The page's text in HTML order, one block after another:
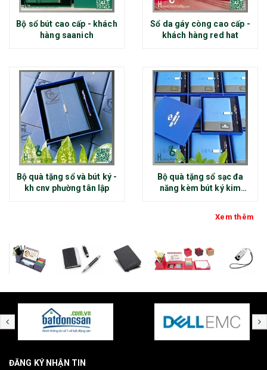
Bộ sổ bút cao cấp - khách
hàng saanich
Sổ da gáy còng cao cấp -
khách hàng red hat
Bộ quà tặng sổ và bút ký -
kh cnv phường tân lập
Bộ quà tặng sổ sạc đa
năng kèm bút ký kim
Xem thêm
ĐĂNG KÝ NHẬN TIN